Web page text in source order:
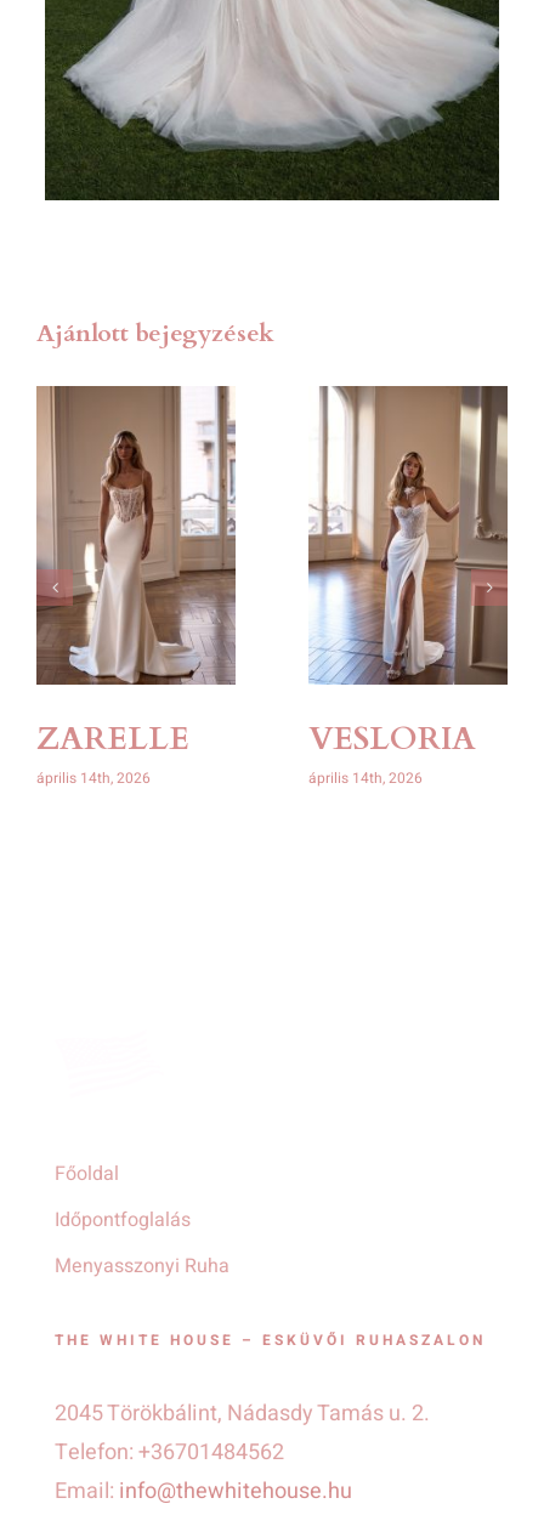
Ajánlott bejegyzések
ZARELLE
április 14th, 2026
VESLORIA
április 14th, 2026
Főoldal
Időpontfoglalás
Menyasszonyi Ruha
THE WHITE HOUSE – ESKÜVŐI RUHASZALON
2045 Törökbálint, Nádasdy Tamás u. 2.
Telefon: +36701484562
Email: info@thewhitehouse.hu